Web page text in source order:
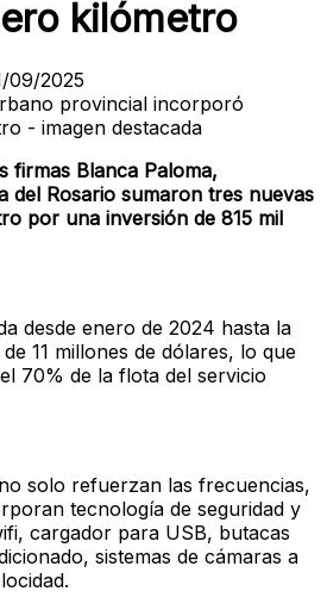
kilómetro
09/2025
firmas Blanca Paloma,
del Rosario sumaron tres nuevas
por una inversión de 815 mil
desde enero de 2024 hasta la
11 millones de dólares, lo que
70% de la flota del servicio
solo refuerzan las frecuencias,
tecnología de seguridad y
cargador para USB, butacas
sistemas de cámaras a